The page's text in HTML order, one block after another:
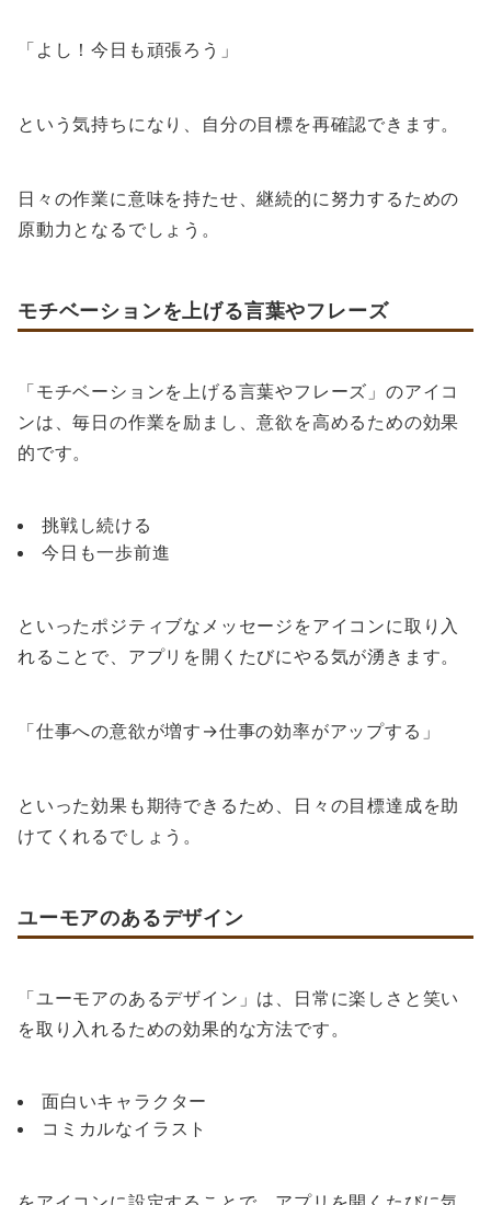
「よし！今日も頑張ろう」
という気持ちになり、自分の目標を再確認できます。
日々の作業に意味を持たせ、継続的に努力するための
原動力となるでしょう。
モチベーションを上げる言葉やフレーズ
「モチベーションを上げる言葉やフレーズ」のアイコ
ンは、毎日の作業を励まし、意欲を高めるための効果
的です。
挑戦し続ける
今日も一歩前進
といったポジティブなメッセージをアイコンに取り入
れることで、アプリを開くたびにやる気が湧きます。
「仕事への意欲が増す→仕事の効率がアップする」
といった効果も期待できるため、日々の目標達成を助
けてくれるでしょう。
ユーモアのあるデザイン
「ユーモアのあるデザイン」は、日常に楽しさと笑い
を取り入れるための効果的な方法です。
面白いキャラクター
コミカルなイラスト